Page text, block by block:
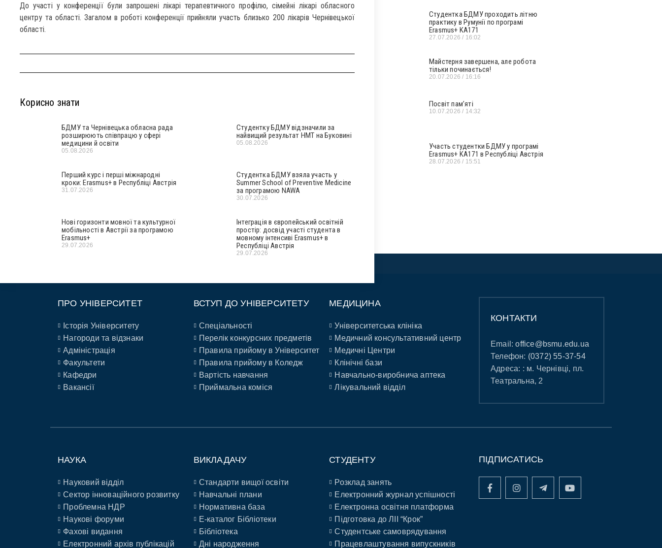
До участі у конференції були запрошені лікарі терапевтичного профілю, сімейні лікарі обласного
центру та області. Загалом в роботі конференції прийняли участь близько 200 лікарів Чернівецької
області.
Корисно знати
БДМУ та Чернівецька обласна рада
розширюють співпрацю у сфері
медицини й освіти
05.08.2026
Студентку БДМУ відзначили за
найвищий результат НМТ на Буковині
05.08.2026
Перший курс і перші міжнародні
кроки: Erasmus+ в Республіці Австрія
31.07.2026
Студентка БДМУ взяла участь у
Summer School of Preventive Medicine
за програмою NAWA
30.07.2026
Нові горизонти мовної та культурної
мобільності в Австрії за програмою
Erasmus+
29.07.2026
Інтеграція в європейський освітній
простір: досвід участі студента в
мовному інтенсиві Erasmus+ в
Республіці Австрія
29.07.2026
Студентка БДМУ проходить літню
практику в Румунії по програмі
Erasmus+ KA171
27.07.2026 16:02
Майстерня завершена, але робота
тільки починається!
20.07.2026 16:16
Посвіт пам’яті
10.07.2026 14:32
Участь студентки БДМУ у програмі
Erasmus+ KA171 в Республіці Австрія
28.07.2026 15:51
ПРО УНІВЕРСИТЕТ
Історія Університету
Нагороди та відзнаки
Адміністрація
Факультети
Кафедри
Вакансії
ВСТУП ДО УНІВЕРСИТЕТУ
Спеціальності
Перелік конкурсних предметів
Правила прийому в Університет
Правила прийому в Коледж
Вартість навчання
Приймальна коміся
МЕДИЦИНА
Університетська клініка
Медичний консультативний центр
Медичні Центри
Клінічні бази
Навчально-виробнича аптека
Лікувальний відділ
КОНТАКТИ
Email:office@bsmu.edu.ua
Телефон: (0372) 55-37-54
Адреса: : м. Чернівці, пл.
Театральна, 2
НАУКА
Науковий відділ
Сектор інноваційного розвитку
Проблемна НДР
Наукові форуми
Фахові видання
Електронний архів публікацій
ВИКЛАДАЧУ
Стандарти вищої освіти
Навчальні плани
Нормативна база
E-каталог Бібліотеки
Бібліотека
Дні народження
СТУДЕНТУ
Розклад занять
Електронний журнал успішності
Електронна освітня платформа
Підготовка до ЛІІ “Крок”
Студентське самоврядування
Працевлаштування випускників
ПІДПИСАТИСЬ